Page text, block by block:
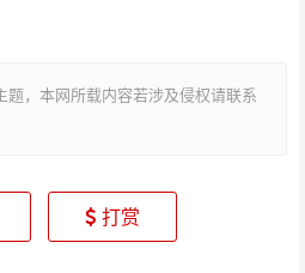
题，本网所载内容若涉及侵权请联系
打赏